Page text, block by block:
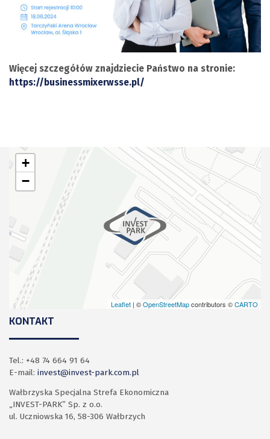
Więcej szczegółów znajdziecie Państwo na stronie:
https://businessmixerwsse.pl/
+
−
Leaflet | ©OpenStreetMapcontributors ©CARTO
KONTAKT
Tel.: +48 74 664 91 64
E-mail: invest@invest-park.com.pl
Wałbrzyska Specjalna Strefa Ekonomiczna
„INVEST-PARK” Sp. z o.o.
ul. Uczniowska 16, 58-306 Wałbrzych